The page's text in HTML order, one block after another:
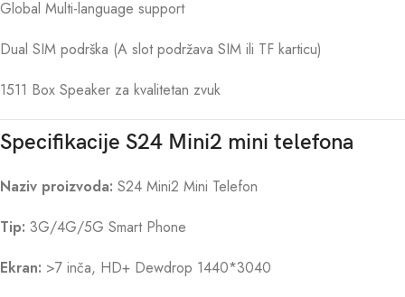
Global Multi-language support
Dual SIM podrška (A slot podržava SIM ili TF karticu)
1511 Box Speaker za kvalitetan zvuk
Specifikacije S24 Mini2 mini telefona
Naziv proizvoda: S24 Mini2 Mini Telefon
Tip: 3G/4G/5G Smart Phone
Ekran: >7 inča, HD+ Dewdrop 1440*3040